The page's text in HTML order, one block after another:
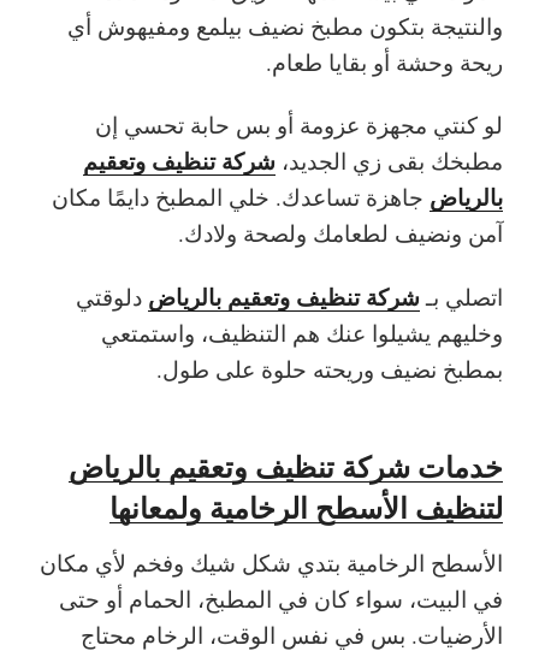
والنتيجة بتكون مطبخ نضيف بيلمع ومفيهوش أي
ريحة وحشة أو بقايا طعام.
لو كنتي مجهزة عزومة أو بس حابة تحسي إن
مطبخك بقى زي الجديد، شركة تنظيف وتعقيم
بالرياض جاهزة تساعدك. خلي المطبخ دايمًا مكان
آمن ونضيف لطعامك ولصحة ولادك.
اتصلي بـ شركة تنظيف وتعقيم بالرياض دلوقتي
وخليهم يشيلوا عنك هم التنظيف، واستمتعي
بمطبخ نضيف وريحته حلوة على طول.
خدمات شركة تنظيف وتعقيم بالرياض
لتنظيف الأسطح الرخامية ولمعانها
الأسطح الرخامية بتدي شكل شيك وفخم لأي مكان
في البيت، سواء كان في المطبخ، الحمام أو حتى
الأرضيات. بس في نفس الوقت، الرخام محتاج